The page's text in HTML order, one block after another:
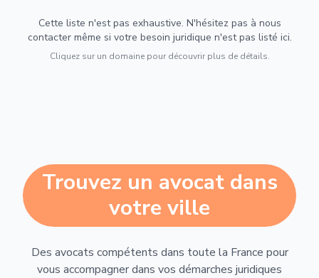
Cette liste n'est pas exhaustive. N'hésitez pas à nous
contacter même si votre besoin juridique n'est pas listé ici.
Cliquez sur un domaine pour découvrir plus de détails.
Trouvez un avocat dans
votre ville
Des avocats compétents dans toute la France pour
vous accompagner dans vos démarches juridiques